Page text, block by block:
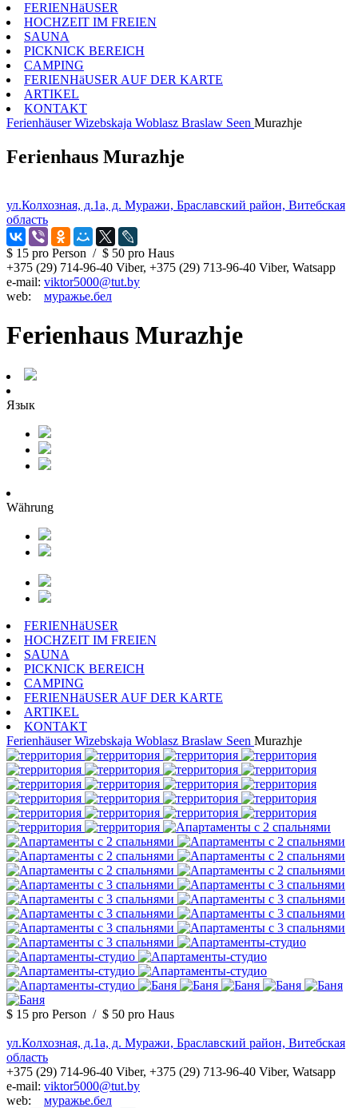
FERIENHäUSER
HOCHZEIT IM FREIEN
SAUNA
PICKNICK BEREICH
CAMPING
FERIENHäUSER AUF DER KARTE
ARTIKEL
KONTAKT
Ferienhäuser Wizebskaja Woblasz Braslaw Seen Murazhje
Ferienhaus Murazhje
ул.Колхозная, д.1а, д. Муражи, Браславский район, Витебская
область
$ 15 pro Person / $ 50 pro Haus
+375 (29) 714-96-40 Viber, +375 (29) 713-96-40 Viber, Watsapp
e-mail: viktor5000@tut.by
web: муражье.бел
Ferienhaus Murazhje
Язык
Währung
FERIENHäUSER
HOCHZEIT IM FREIEN
SAUNA
PICKNICK BEREICH
CAMPING
FERIENHäUSER AUF DER KARTE
ARTIKEL
KONTAKT
Ferienhäuser Wizebskaja Woblasz Braslaw Seen Murazhje
$ 15 pro Person / $ 50 pro Haus
ул.Колхозная, д.1а, д. Муражи, Браславский район, Витебская
область
+375 (29) 714-96-40 Viber, +375 (29) 713-96-40 Viber, Watsapp
e-mail: viktor5000@tut.by
web: муражье.бел